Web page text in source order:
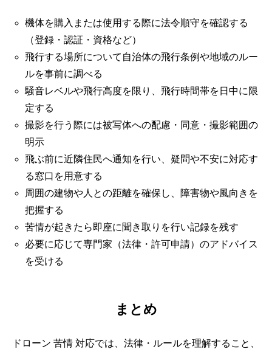
機体を購入または使用する際に法令順守を確認する
（登録・認証・資格など）
飛行する場所について自治体の飛行条例や地域のルー
ルを事前に調べる
騒音レベルや飛行高度を限り、飛行時間帯を日中に限
定する
撮影を行う際には被写体への配慮・同意・撮影範囲の
明示
飛ぶ前に近隣住民へ通知を行い、疑問や不安に対応す
る窓口を用意する
周囲の建物や人との距離を確保し、障害物や風向きを
把握する
苦情が起きたら即座に聞き取りを行い記録を残す
必要に応じて専門家（法律・許可申請）のアドバイス
を受ける
まとめ
ドローン 苦情 対応では、法律・ルールを理解すること、